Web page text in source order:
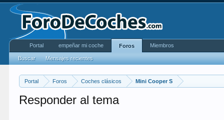
Portal Foros Coches clásicos Mini Cooper S
Responder al tema
Portal empeñar mi coche Foros
Buscar Mensajes recientes
Miembros